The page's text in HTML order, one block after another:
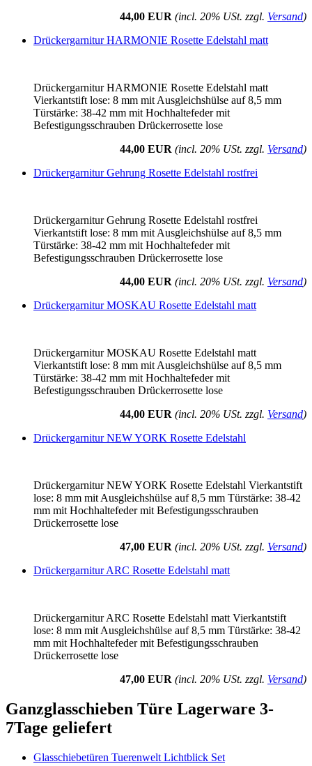
44,00 EUR (incl. 20% USt. zzgl. Versand)
Drückergarnitur HARMONIE Rosette Edelstahl matt
Drückergarnitur HARMONIE Rosette Edelstahl matt
Vierkantstift lose: 8 mm mit Ausgleichshülse auf 8,5 mm
Türstärke: 38-42 mm mit Hochhaltefeder mit
Befestigungsschrauben Drückerrosette lose
44,00 EUR (incl. 20% USt. zzgl. Versand)
Drückergarnitur Gehrung Rosette Edelstahl rostfrei
Drückergarnitur Gehrung Rosette Edelstahl rostfrei
Vierkantstift lose: 8 mm mit Ausgleichshülse auf 8,5 mm
Türstärke: 38-42 mm mit Hochhaltefeder mit
Befestigungsschrauben Drückerrosette lose
44,00 EUR (incl. 20% USt. zzgl. Versand)
Drückergarnitur MOSKAU Rosette Edelstahl matt
Drückergarnitur MOSKAU Rosette Edelstahl matt
Vierkantstift lose: 8 mm mit Ausgleichshülse auf 8,5 mm
Türstärke: 38-42 mm mit Hochhaltefeder mit
Befestigungsschrauben Drückerrosette lose
44,00 EUR (incl. 20% USt. zzgl. Versand)
Drückergarnitur NEW YORK Rosette Edelstahl
Drückergarnitur NEW YORK Rosette Edelstahl Vierkantstift
lose: 8 mm mit Ausgleichshülse auf 8,5 mm Türstärke: 38-42
mm mit Hochhaltefeder mit Befestigungsschrauben
Drückerrosette lose
47,00 EUR (incl. 20% USt. zzgl. Versand)
Drückergarnitur ARC Rosette Edelstahl matt
Drückergarnitur ARC Rosette Edelstahl matt Vierkantstift
lose: 8 mm mit Ausgleichshülse auf 8,5 mm Türstärke: 38-42
mm mit Hochhaltefeder mit Befestigungsschrauben
Drückerrosette lose
47,00 EUR (incl. 20% USt. zzgl. Versand)
Ganzglasschieben Türe Lagerware 3-
7Tage geliefert
Glasschiebetüren Tuerenwelt Lichtblick Set